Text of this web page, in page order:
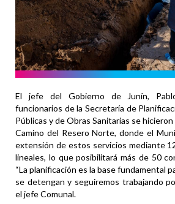
El jefe del Gobierno de Junín,
funcionarios de la Secretaría de
Públicas y de Obras Sanitarias se
Camino del Resero Norte, donde el
extensión de estos servicios mediante
lineales, lo que posibilitará más de 50
“La planificación es la base fundamental
se detengan y seguiremos trabajando
el jefe Comunal.